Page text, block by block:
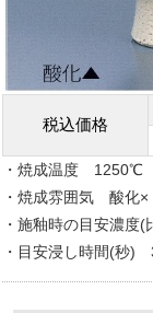
税込価格
・焼成温度 1250℃
・焼成雰囲気 酸
・施釉時の目安濃
・目安浸し時間(秒)